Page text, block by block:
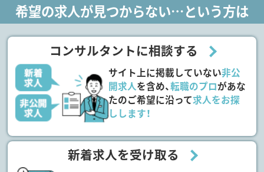
希望の求人が見つからない…という方は
コンサルタントに相談する
サイト上に掲載していない非公
開求人を含め、転職のプロがあな
たのご希望に沿って求人をお探
しします！
新着求人を受け取る